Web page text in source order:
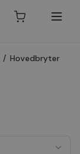
/ Hovedbryter